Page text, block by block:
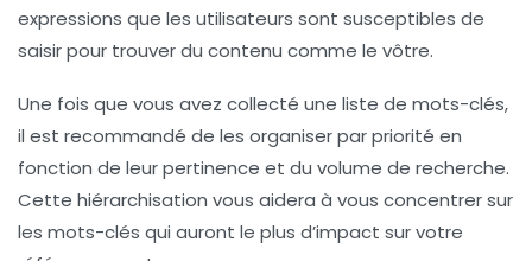
expressions que les utilisateurs sont susceptibles de
saisir pour trouver du contenu comme le vôtre.
Une fois que vous avez collecté une liste de mots-clés,
il est recommandé de les organiser par priorité en
fonction de leur pertinence et du volume de recherche.
Cette hiérarchisation vous aidera à vous concentrer sur
les mots-clés qui auront le plus d’impact sur votre